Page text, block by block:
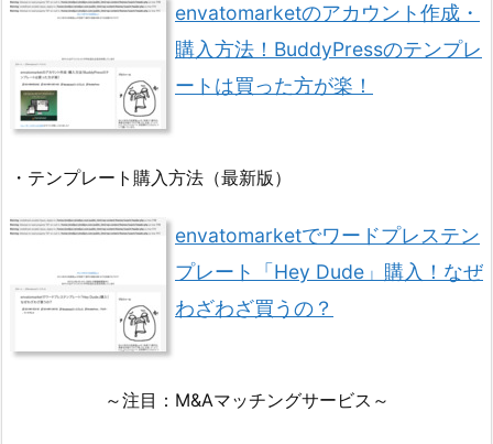
envatomarketのアカウント作成・
購入方法！BuddyPressのテンプレ
ートは買った方が楽！
・テンプレート購入方法（最新版）
envatomarketでワードプレステン
プレート「Hey Dude」購入！なぜ
わざわざ買うの？
～注目：M&Aマッチングサービス～